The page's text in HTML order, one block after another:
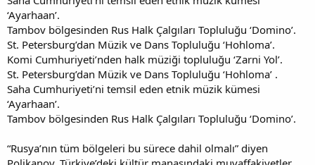
‘Ayarhaan’.
Tambov bölgesinden Rus Halk Çalgıları Topluluğu ‘Domino’.
St. Petersburg’dan Müzik ve Dans Topluluğu ‘Hohloma’.
Komi Cumhuriyeti’nden halk müziği topluluğu ‘Zarni Yol’.
St. Petersburg’dan Müzik ve Dans Topluluğu ‘Hohloma’ .
Saha Cumhuriyeti’ni temsil eden etnik müzik kümesi
‘Ayarhaan’.
Tambov bölgesinden Rus Halk Çalgıları Topluluğu ‘Domino’.
“Rusya’nın tüm bölgeleri bu sürece dahil olmalı” diyen